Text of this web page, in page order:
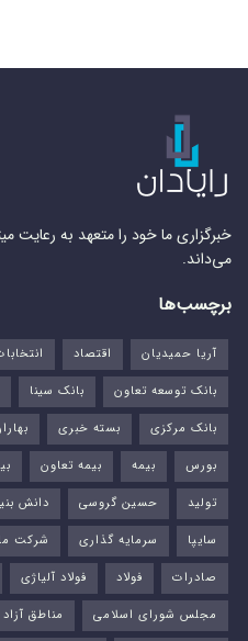
خبرگزاری ما خود را متعهد به رعایت
می‌داند.
برچسب‌ها
آریا حمیدیان اقتصاد
بانک توسعه تعاون
بانک سینا
بانک مرکزی
بسته خبری
بورس‌
بیمه بیمه تعاون
تولید
حسین گروسی دانش
سایپا
سرمایه گذاری شرکت
صادرات
فولاد فولاد آلیاژی
مجلس شورای اسلامی
مناطق آزاد